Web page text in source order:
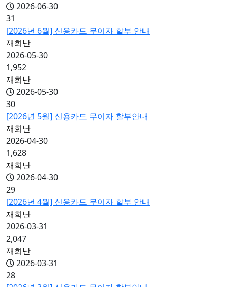
2026-06-30
31
[2026년 6월] 신용카드 무이자 할부 안내
재희난
2026-05-30
1,952
재희난
2026-05-30
30
[2026년 5월] 신용카드 무이자 할부안내
재희난
2026-04-30
1,628
재희난
2026-04-30
29
[2026년 4월] 신용카드 무이자 할부 안내
재희난
2026-03-31
2,047
재희난
2026-03-31
28